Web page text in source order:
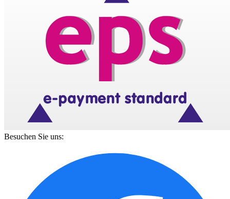
Besuchen Sie uns: